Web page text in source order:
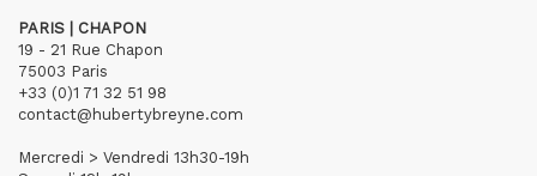
PARIS | CHAPON
19 - 21 Rue Chapon
75003 Paris
+33 (0)1 71 32 51 98
contact@hubertybreyne.com
Mercredi > Vendredi 13h30-19h